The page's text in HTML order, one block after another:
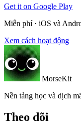
Get it on Google Play
Miễn phí · iOS và
Xem cách hoạt động
MorseKit
Nền tảng học và dịch
Theo dõi